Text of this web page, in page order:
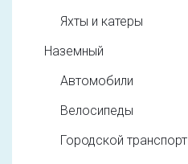
Яхты и катеры
Наземный
Автомобили
Велосипеды
Городской транспорт